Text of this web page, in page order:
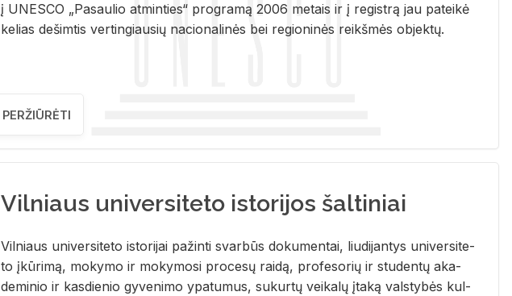
į UNESCO „Pasaulio atminties“ programą 2006 metais ir į registrą jau pateikė
kelias dešimtis vertingiausių nacionalinės bei regioninės reikšmės objektų.
PERŽIŪRĖTI
Vilniaus universiteto istorijos šaltiniai
Vil­niaus uni­ver­si­te­to is­to­ri­jai pa­žin­ti svar­būs do­ku­men­tai, liu­di­jan­tys uni­ver­si­te­
to įkū­ri­mą, mo­ky­mo ir mo­ky­mo­si pro­ce­sų rai­dą, pro­fe­so­rių ir stu­den­tų aka­
de­mi­nio ir kas­die­nio gy­ve­ni­mo ypa­tu­mus, su­kur­tų vei­ka­lų įta­ką vals­ty­bės kul­